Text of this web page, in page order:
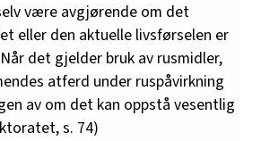
være avgjørende om det
eller den aktuelle livsførselen er
det gjelder bruk av rusmidler,
atferd under ruspåvirkning
av om det kan oppstå vesentlig
s. 74)